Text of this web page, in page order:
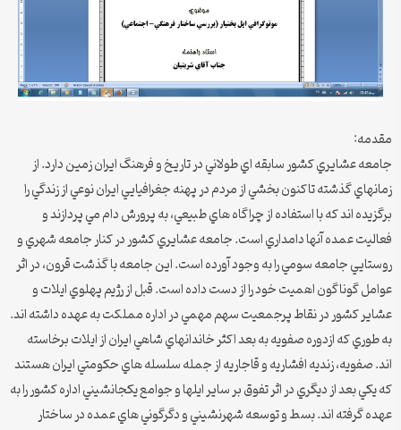
مقدمه:
جامعه عشايري كشور سابقه اي طولاني در تاريخ و فرهنگ ايران زمين دارد. از
زمانهاي گذشته تاكنون بخشي از مردم در پهنه جغرافيايي ايران نوعي از زندگي را
برگزيده اند كه با استفاده از چراگاه هاي طبيعي، به پرورش دام مي پردازند و
فعاليت عمده آنها دامداري است. جامعه عشايري كشور در كنار جامعه شهري و
روستايي جامعه سومي را به وجود آورده است. اين جامعه با گذشت قرون، در اثر
عوامل گوناگون اهميت خود را از دست داده است. قبل از رژيم پهلوي ايلات و
عشاير كشور در نقاط پرجمعيت سهم مهمي در اداره مملكت به عهده داشته اند.
به طوري كه ازدوره صفويه به بعد اكثر خاندانهاي شاهي ايران از ايلات برخاسته
اند. صفويه، زنديه افشاريه و قاجاريه از جمله سلسله هاي حكومتي ايران هستند
كه يكي بعد از ديگري در اثر تفوق بر ساير ايلها و جوامع يكجانشيني اداره كشور را به
عهده گرفته اند. بسط و توسعه شهرنشيني و دگرگوني هاي عمده در ساختار